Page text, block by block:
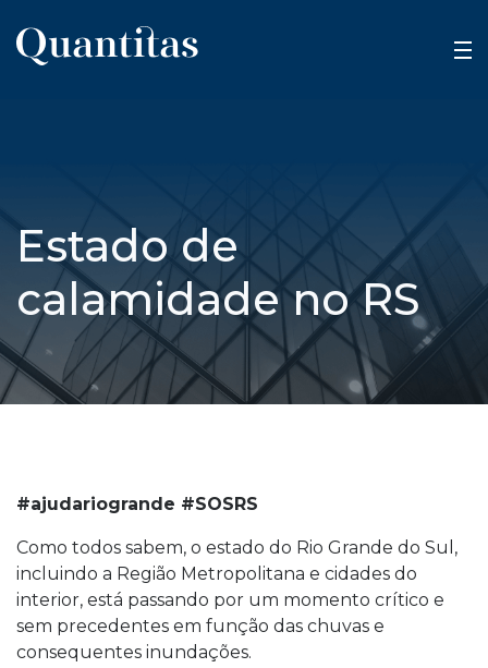
Estado de
calamidade no RS
#ajudariogrande #SOSRS
Como todos sabem, o estado do Rio Grande do Sul,
incluindo a Região Metropolitana e cidades do
interior, está passando por um momento crítico e
sem precedentes em função das chuvas e
consequentes inundações.